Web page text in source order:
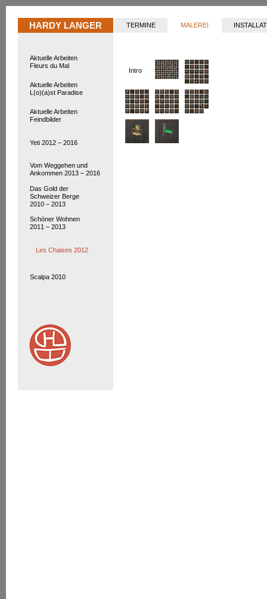
Hardy TERMINE MALEREI
HARDY LANGER
Aktuelle Arbeiten
Fleurs du Mal
Aktuelle Arbeiten
L(o)(a)st Paradise
Aktuelle Arbeiten
Feindbilder
Yeti 2012 – 2016
Vom Weggehen und
Ankommen 2013 – 2016
Das Gold der
Schweizer Berge
2010 – 2013
Schöner Wohnen
2011 – 2013
Les Chaises 2012
Scalpa 2010
Intro